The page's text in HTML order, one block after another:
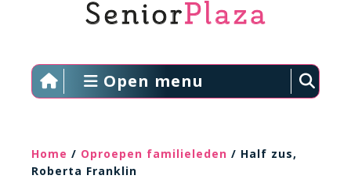
Open menu
Home / Oproepen familieleden / Half zus,
Roberta Franklin